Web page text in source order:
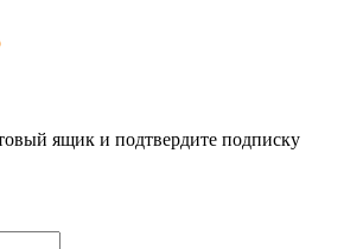
ящик и подтвердите подписку